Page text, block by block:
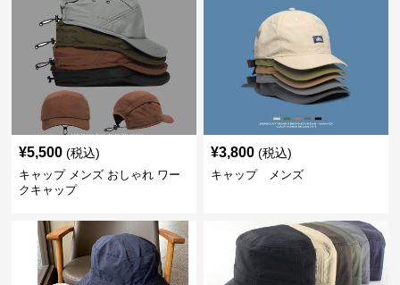
¥5,500 (税込)
キャップ メンズ おしゃれ ワー
クキャップ
¥3,800 (税込)
キャップ メンズ